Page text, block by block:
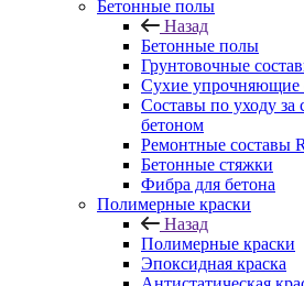
Бетонные полы
Назад
Бетонные полы
Грунтовочные
Сухие упрочняющие
Составы по уходу
бетоном
Ремонтные составы
Бетонные стяжки
Фибра для бетона
Полимерные краски
Назад
Полимерные краски
Эпоксидная краска